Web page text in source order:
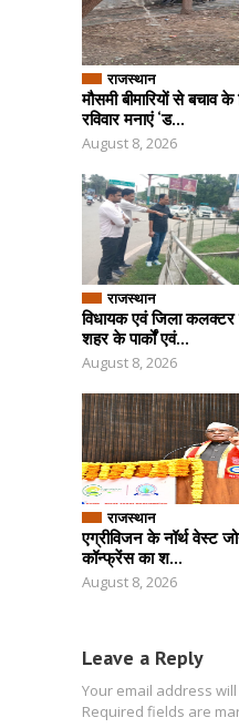
राजस्थान
मौसमी बीमारियों से बचाव
रविवार मनाएं ‘ड...
August 8, 2026
राजस्थान
विधायक एवं जिला कलक्टर
शहर के पार्कों एवं...
August 8, 2026
राजस्थान
एग्रीविजन के नॉर्थ वेस्ट
कॉन्फ्रेंस का श...
August 8, 2026
Leave a Reply
Your email address
Required fields are